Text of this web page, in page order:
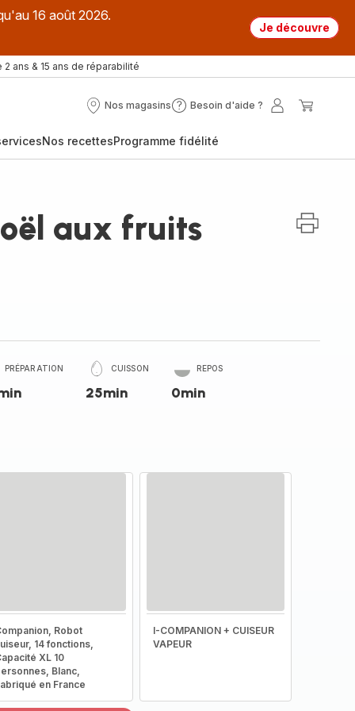
16 août 2026.
Je découvre
2 ans & 15 ans de réparabilité
Nos magasins
Nos
Besoin d'aide ?
Besoin
?
Mon
Nos recettesProgramme fidélité
aux fruits
PRÉPARATION CUISSON
25min
REPOS
0min
Robot
14 fonctions,
XL 10
Blanc,
en France
I-COMPANION + CUISEUR
VAPEUR